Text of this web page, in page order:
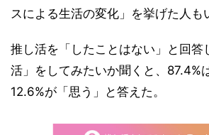
スによる生活の変化」を挙げた人も
推し活を「したことはない」と回答
活」をしてみたいか聞くと、87.4%
12.6%が「思う」と答えた。